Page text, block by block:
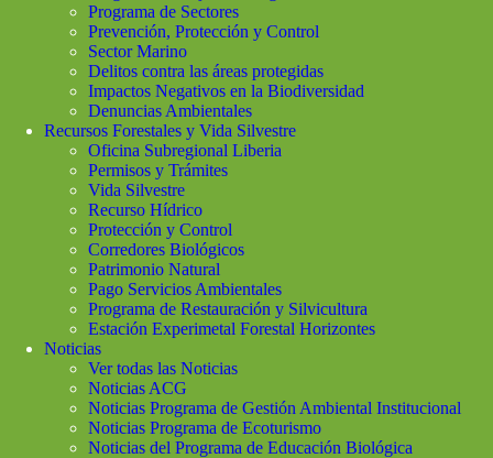
Programa de Sectores
Prevención, Protección y Control
Sector Marino
Delitos contra las áreas protegidas
Impactos Negativos en la Biodiversidad
Denuncias Ambientales
Recursos Forestales y Vida Silvestre
Oficina Subregional Liberia
Permisos y Trámites
Vida Silvestre
Recurso Hídrico
Protección y Control
Corredores Biológicos
Patrimonio Natural
Pago Servicios Ambientales
Programa de Restauración y Silvicultura
Estación Experimetal Forestal Horizontes
Noticias
Ver todas las Noticias
Noticias ACG
Noticias Programa de Gestión Ambiental Institucional
Noticias Programa de Ecoturismo
Noticias del Programa de Educación Biológica